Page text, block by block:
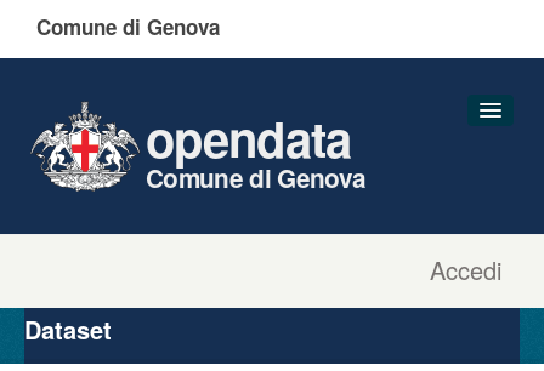
Comune di Genova
Accedi
opendata
Comune di Genova
Organizzazioni
Gruppi
Dataset